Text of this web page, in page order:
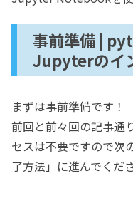
事前準備 |
Jupyterのイ
まずは事前準備です！
前回と前々回の記事通
セスは不要ですので
了方法」に進んでくだ